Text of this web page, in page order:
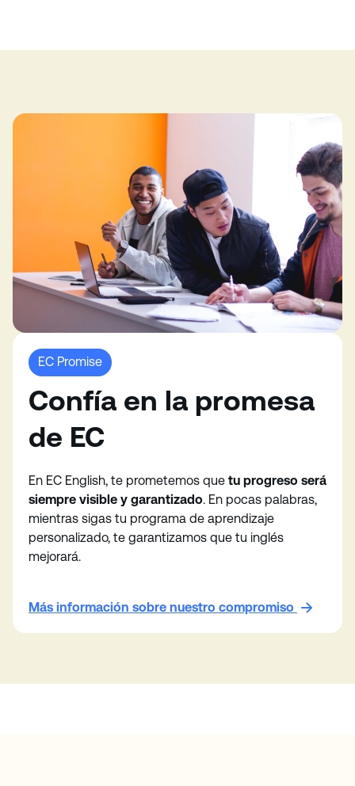
EC Promise
Confía en la promesa
de EC
En EC English, te prometemos que tu progreso será
siempre visible y garantizado. En pocas palabras,
mientras sigas tu programa de aprendizaje
personalizado, te garantizamos que tu inglés
mejorará.
Más información sobre nuestro compromiso